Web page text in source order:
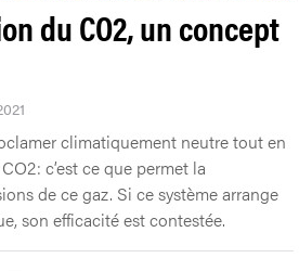
du CO2, un concept
climatiquement neutre tout en
c’est ce que permet la
de ce gaz. Si ce système arrange
son efficacité est contestée.